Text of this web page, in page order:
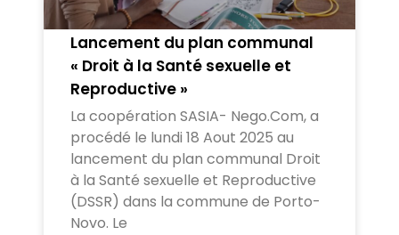
Lancement du plan communal
« Droit à la Santé sexuelle et
Reproductive »
La coopération SASIA- Nego.Com, a
procédé le lundi 18 Aout 2025 au
lancement du plan communal Droit
à la Santé sexuelle et Reproductive
(DSSR) dans la commune de Porto-
Novo. Le